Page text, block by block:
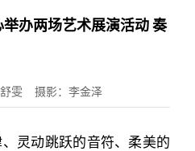
办两场艺术展演活动 奏
雯 摄影：李金泽
灵动跳跃的音符、柔美的